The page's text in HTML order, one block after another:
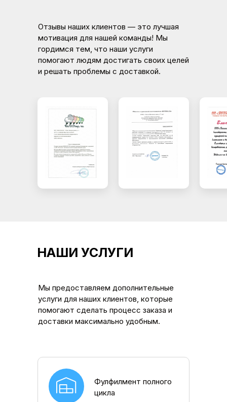
Отзывы наших клиентов — это лучшая
мотивация для нашей команды! Мы
гордимся тем, что наши услуги
помогают людям достигать своих целей
и решать проблемы с доставкой.
НАШИ УСЛУГИ
Мы предоставляем дополнительные
услуги для наших клиентов, которые
помогают сделать процесс заказа и
доставки максимально удобным.
Фулфилмент полного
цикла